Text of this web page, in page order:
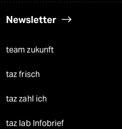
Newsletter
team zukunft
taz frisch
taz zahl ich
taz lab Infobrief